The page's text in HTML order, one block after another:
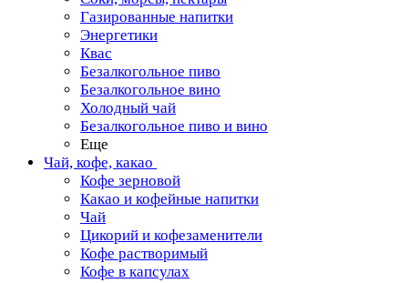
Газированные напитки
Энергетики
Квас
Безалкогольное пиво
Безалкогольное вино
Холодный чай
Безалкогольное пиво и вино
Еще
Чай, кофе, какао
Кофе зерновой
Какао и кофейные напитки
Чай
Цикорий и кофезаменители
Кофе растворимый
Кофе в капсулах